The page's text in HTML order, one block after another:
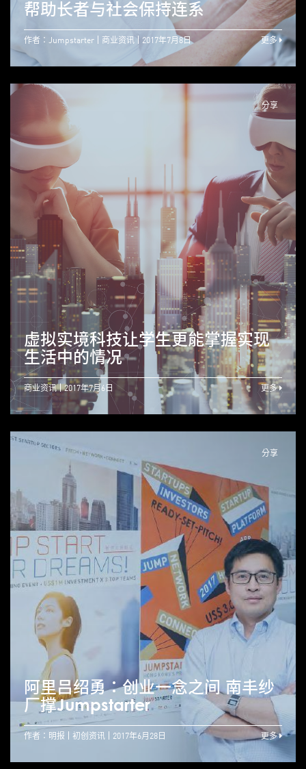
帮助长者与社会保持连系
作者：Jumpstarter 商业资讯 2017年7月8日 更多
分享
虚拟实境科技让学生更能掌握实现
生活中的情况
商业资讯 2017年7月6日 更多
分享
阿里吕绍勇：创业一念之间 南丰纱
厂撑Jumpstarter
作者：明报 初创资讯 2017年6月28日 更多